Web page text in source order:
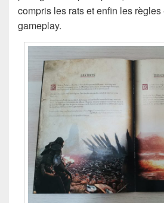
compris les rats et enfin les
gameplay.